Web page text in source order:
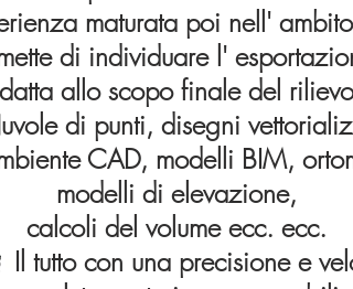
maturata poi nell'
di individuare l'
allo scopo finale del
di punti, disegni
CAD, modelli BIM,
modelli di elevazione,
calcoli del volume ecc. ecc.
con una precisione e